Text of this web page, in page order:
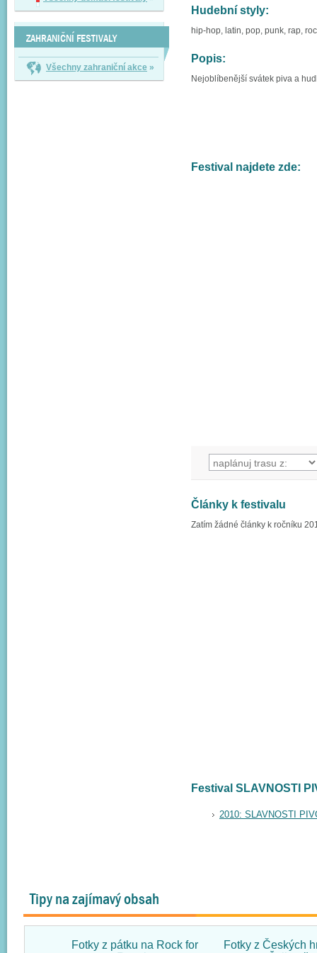
ZAHRANIČNÍ FESTIVALY
Všechny zahraniční akce »
Hudební styly:
hip-hop, latin, pop, punk, rap,
Popis:
Nejoblíbenější svátek piva a
Festival najdete zde:
Články k festivalu
Zatím žádné články k ročníku
Festival SLAVNOSTI
2010: SLAVNOSTI
Tipy na zajímavý obsah
Fotky z pátku na Rock for
Fotky z Českých